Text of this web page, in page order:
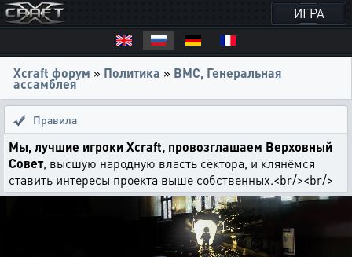
ИГРА
Xcraft форум » Политика » ВМС, Генеральная
ассамблея
Правила
Мы, лучшие игроки Xcraft, провозглашаем Верховный
Совет, высшую народную власть сектора, и клянёмся
ставить интересы проекта выше собственных.<br/><br/>